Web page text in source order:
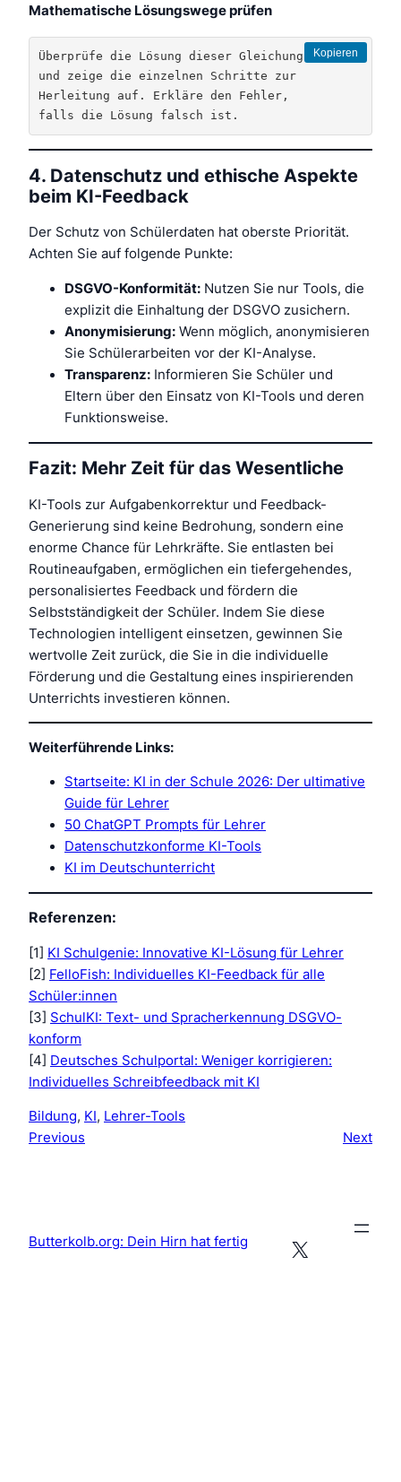
Mathematische Lösungswege prüfen
Überprüfe die Lösung dieser Gleichung
und zeige die einzelnen Schritte zur
Herleitung auf. Erkläre den Fehler,
falls die Lösung falsch ist.
Kopieren
4. Datenschutz und ethische Aspekte
beim KI-Feedback
Der Schutz von Schülerdaten hat oberste Priorität.
Achten Sie auf folgende Punkte:
DSGVO-Konformität: Nutzen Sie nur Tools, die
explizit die Einhaltung der DSGVO zusichern.
Anonymisierung: Wenn möglich, anonymisieren
Sie Schülerarbeiten vor der KI-Analyse.
Transparenz: Informieren Sie Schüler und
Eltern über den Einsatz von KI-Tools und deren
Funktionsweise.
Fazit: Mehr Zeit für das Wesentliche
KI-Tools zur Aufgabenkorrektur und Feedback-
Generierung sind keine Bedrohung, sondern eine
enorme Chance für Lehrkräfte. Sie entlasten bei
Routineaufgaben, ermöglichen ein tiefergehendes,
personalisiertes Feedback und fördern die
Selbstständigkeit der Schüler. Indem Sie diese
Technologien intelligent einsetzen, gewinnen Sie
wertvolle Zeit zurück, die Sie in die individuelle
Förderung und die Gestaltung eines inspirierenden
Unterrichts investieren können.
Weiterführende Links:
Startseite: KI in der Schule 2026: Der ultimative
Guide für Lehrer
50 ChatGPT Prompts für Lehrer
Datenschutzkonforme KI-Tools
KI im Deutschunterricht
Referenzen:
[1] KI Schulgenie: Innovative KI-Lösung für Lehrer
[2] FelloFish: Individuelles KI-Feedback für alle
Schüler:innen
[3] SchulKI: Text- und Spracherkennung DSGVO-
konform
[4] Deutsches Schulportal: Weniger korrigieren:
Individuelles Schreibfeedback mit KI
Bildung, KI , Lehrer-Tools
Previous
Next
Butterkolb.org: Dein Hirn hat fertig X